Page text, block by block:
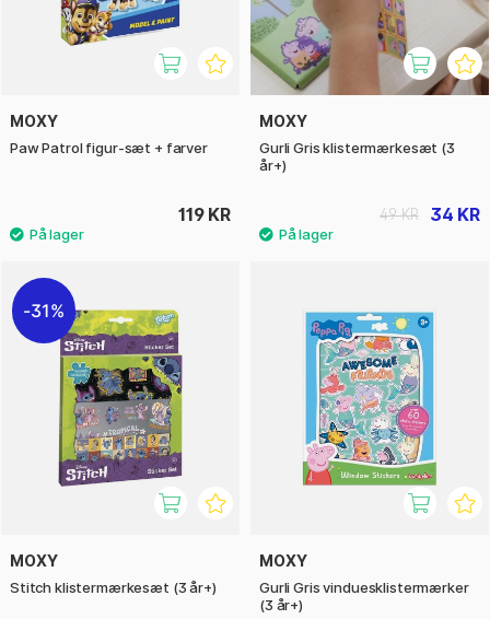
MOXY
Paw Patrol figur-sæt + farver
119 KR
MOXY
Gurli Gris klistermærkesæt (3
år+)
34 KR
49 KR
31%
MOXY
Stitch klistermærkesæt (3 år+)
MOXY
Gurli Gris vinduesklistermærker
(3 år+)